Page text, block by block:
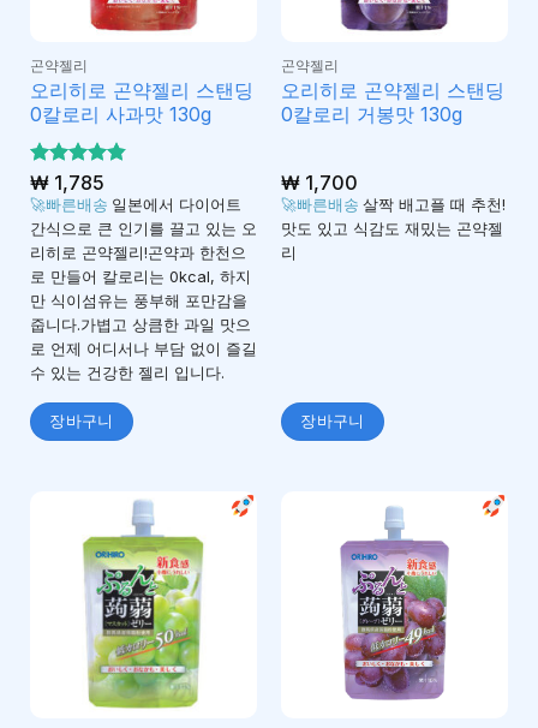
곤약젤리
오리히로 곤약젤리 스탠딩
0칼로리 사과맛 130g
5 중에서
4.83로 평
가됨
₩1,785
🚀빠른배송 일본에서 다이어트
간식으로 큰 인기를 끌고 있는 오
리히로 곤약젤리!곤약과 한천으
로 만들어 칼로리는 0kcal, 하지
만 식이섬유는 풍부해 포만감을
줍니다.가볍고 상큼한 과일 맛으
로 언제 어디서나 부담 없이 즐길
수 있는 건강한 젤리 입니다.
장바구니
곤약젤리
오리히로 곤약젤리 스탠딩
0칼로리 거봉맛 130g
₩1,700
🚀빠른배송 살짝 배고플 때 추천!
맛도 있고 식감도 재밌는 곤약젤
리
장바구니